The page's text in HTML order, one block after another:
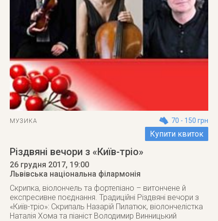
МУЗИКА 70 - 150 грн
Купити квиток
Різдвяні вечори з «Київ-тріо»
26 грудня 2017, 19:00
Львівська національна філармонія
Скрипка, віолончель та фортепіано – витончене й
експресивне поєднання. Традиційні Різдвяні вечори з
«Київ-тріо»: Скрипаль Назарій Пилатюк, віолончелістка
Наталія Хома та піаніст Володимир Винницький